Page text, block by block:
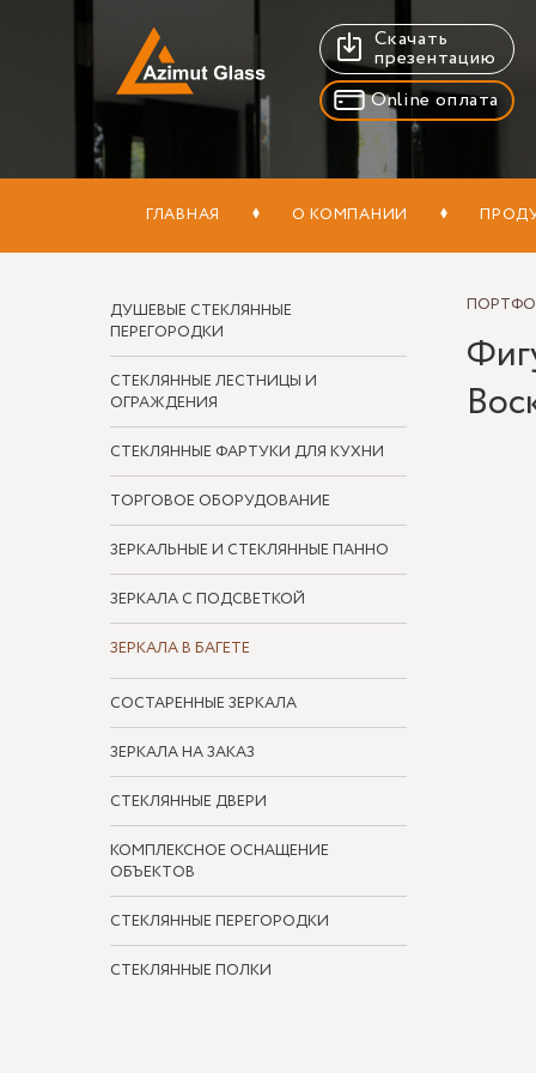
Скачать
презентацию
Online оплата
ГЛАВНАЯ О КОМПАНИИ
ДУШЕВЫЕ СТЕКЛЯННЫЕ
ПЕРЕГОРОДКИ
СТЕКЛЯННЫЕ ЛЕСТНИЦЫ И
ОГРАЖДЕНИЯ
СТЕКЛЯННЫЕ ФАРТУКИ ДЛЯ КУХНИ
ТОРГОВОЕ ОБОРУДОВАНИЕ
ЗЕРКАЛЬНЫЕ И СТЕКЛЯННЫЕ ПАННО
ЗЕРКАЛА С ПОДСВЕТКОЙ
ЗЕРКАЛА В БАГЕТЕ
СОСТАРЕННЫЕ ЗЕРКАЛА
ЗЕРКАЛА НА ЗАКАЗ
СТЕКЛЯННЫЕ ДВЕРИ
КОМПЛЕКСНОЕ ОСНАЩЕНИЕ
ОБЪЕКТОВ
СТЕКЛЯННЫЕ ПЕРЕГОРОДКИ
СТЕКЛЯННЫЕ ПОЛКИ